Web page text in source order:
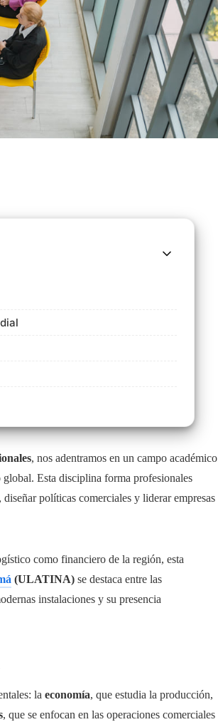
, nos adentramos en un campo académico
Esta disciplina forma profesionales
políticas comerciales y liderar empresas
como financiero de la región, esta
(ULATINA) se destaca entre las
instalaciones y su presencia
la economía, que estudia la producción,
, que se enfocan en las operaciones comerciales